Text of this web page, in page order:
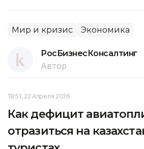
Мир и кризис Экономика
РосБизнесКонсалтинг
Автор
18:51, 22 Апреля 2026
Как дефицит
отразиться на